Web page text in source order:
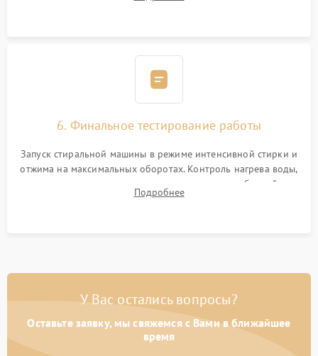
6. Финальное тестирование работы
Запуск стиральной машины в режиме интенсивной стирки и
отжима на максимальных оборотах. Контроль нагрева воды,
корректности слива, отсутствия излишних вибраций,
посторонних стуков и протечек под корпусом.
Подробнее
У Вас остались вопросы?
Оставьте заявку, мы свяжемся с Вами в ближайшее
время